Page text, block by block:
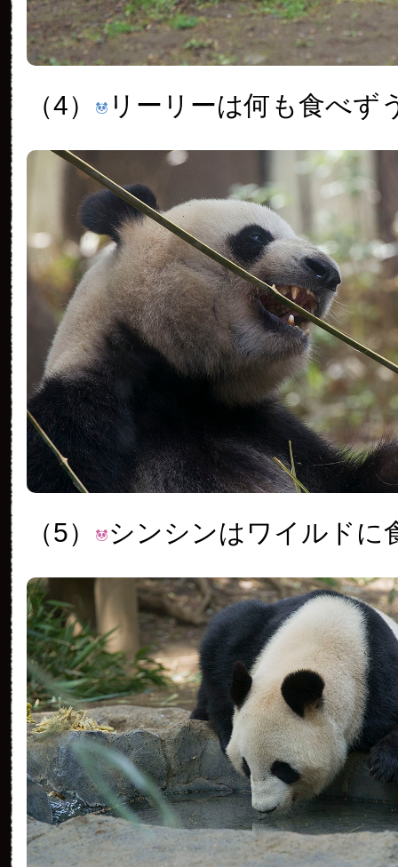
（4） リーリーは何も食べず
（5） シンシンはワイルドに